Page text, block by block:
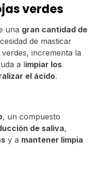
verdes
una gran cantidad de
de masticar
incrementa la
a limpiar los
el ácido.
, un compuesto
de saliva,
y a mantener limpia